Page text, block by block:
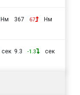
Нм 367 67 Нм
сек 9.3 -1.3 сек